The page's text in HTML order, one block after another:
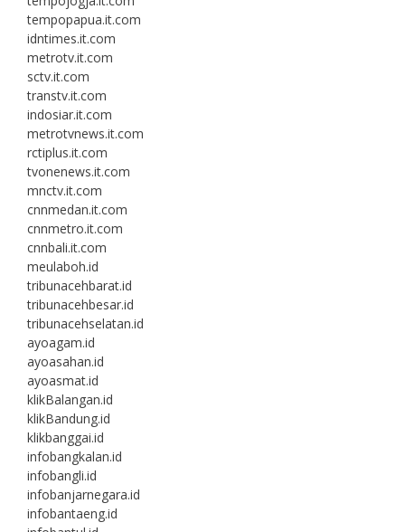
tempopapua.it.com
idntimes.it.com
metrotv.it.com
sctv.it.com
transtv.it.com
indosiar.it.com
metrotvnews.it.com
rctiplus.it.com
tvonenews.it.com
mnctv.it.com
cnnmedan.it.com
cnnmetro.it.com
cnnbali.it.com
meulaboh.id
tribunacehbarat.id
tribunacehbesar.id
tribunacehselatan.id
ayoagam.id
ayoasahan.id
ayoasmat.id
klikBalangan.id
klikBandung.id
klikbanggai.id
infobangkalan.id
infobangli.id
infobanjarnegara.id
infobantaeng.id